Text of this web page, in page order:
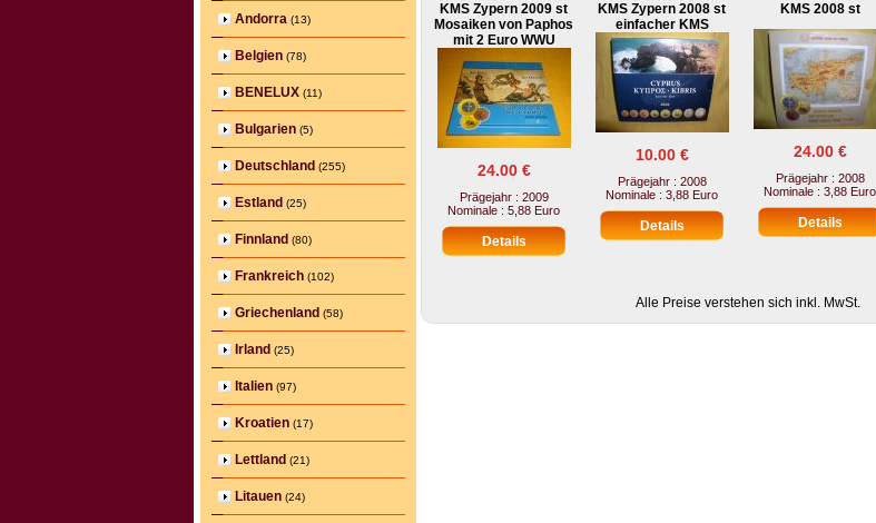
Andorra (13)
Belgien (78)
BENELUX (11)
Bulgarien (5)
Deutschland (255)
Estland (25)
Finnland (80)
Frankreich (102)
Griechenland (58)
Irland (25)
Italien (97)
Kroatien (17)
Lettland (21)
Litauen (24)
KMS Zypern 2009 st
Mosaiken von Paphos
mit 2 Euro WWU
24.00 €
Prägejahr : 2009
Nominale : 5,88 Euro
KMS Zypern 2008 st
einfacher KMS
10.00 €
Prägejahr : 2008
Nominale : 3,88 Euro
KMS 2008 st
24.00 €
Prägejahr : 2008
Nominale : 3,88 Euro
Alle Preise verstehen sich inkl. MwSt.